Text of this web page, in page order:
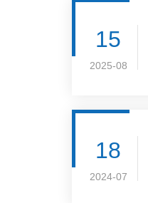
15
2025-08
18
2024-07